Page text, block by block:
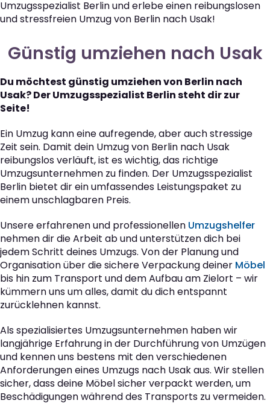
Umzugsspezialist Berlin und erlebe einen reibungslosen
und stressfreien Umzug von Berlin nach Usak!
Günstig umziehen nach Usak
Du möchtest günstig umziehen von Berlin nach
Usak? Der Umzugsspezialist Berlin steht dir zur
Seite!
Ein Umzug kann eine aufregende, aber auch stressige
Zeit sein. Damit dein Umzug von Berlin nach Usak
reibungslos verläuft, ist es wichtig, das richtige
Umzugsunternehmen zu finden. Der Umzugsspezialist
Berlin bietet dir ein umfassendes Leistungspaket zu
einem unschlagbaren Preis.
Unsere erfahrenen und professionellen Umzugshelfer
nehmen dir die Arbeit ab und unterstützen dich bei
jedem Schritt deines Umzugs. Von der Planung und
Organisation über die sichere Verpackung deiner Möbel
bis hin zum Transport und dem Aufbau am Zielort – wir
kümmern uns um alles, damit du dich entspannt
zurücklehnen kannst.
Als spezialisiertes Umzugsunternehmen haben wir
langjährige Erfahrung in der Durchführung von Umzügen
und kennen uns bestens mit den verschiedenen
Anforderungen eines Umzugs nach Usak aus. Wir stellen
sicher, dass deine Möbel sicher verpackt werden, um
Beschädigungen während des Transports zu vermeiden.